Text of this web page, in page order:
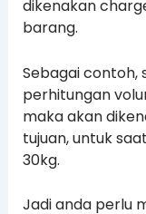
dikenakan
barang.
Sebagai contoh,
perhitungan
maka akan
tujuan, untuk
30kg.
Jadi anda perlu